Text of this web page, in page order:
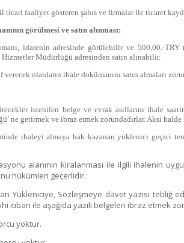
faaliyet gösteren şahıs ve firmalar ile ticaret
görülmesi ve satın alınması:
idarenin adresinde görülebilir ve 500,00.-TRY
Müdürlüğü adresinden satın alınabilir.
olanların ihale dokümanını satın almaları
istenilen belge ve evrak asıllarını ihale
ne getirmek ve ibraz etmek zorundadırlar. Aksi
ihaleyi almaya hak kazanan yüklenici geçici
alanının kiralanması ile ilgili ihalenin
hükümleri geçerlidir.
Yükleniciye, Sözleşmeye davet yazısı tebliğ
itibari ile aşağıda yazılı belgeleri ibraz etmek
yoktur.